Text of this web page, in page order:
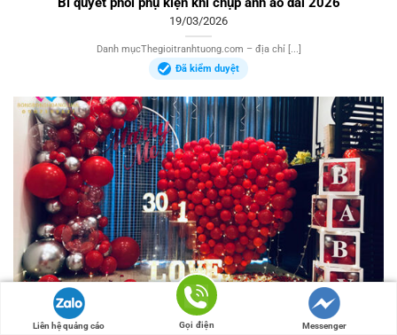
19/03/2026
Danh mụcThegioitranhtuong.com – địa chỉ [...]
Đã kiểm duyệt
5/5 - (2 bình chọn)
Liên hệ quảng cáo Gọi điện Messenger